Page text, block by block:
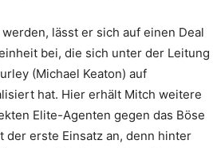
lässt er sich auf einen Deal
bei, die sich unter der Leitung
(Michael Keaton) auf
hat. Hier erhält Mitch weitere
Elite-Agenten gegen das Böse
der erste Einsatz an, denn hinter